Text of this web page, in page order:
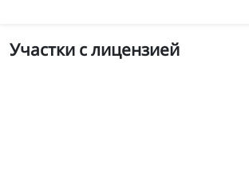
Участки с лицензией